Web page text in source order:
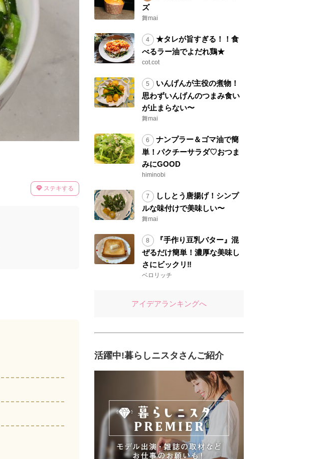
ステキする
ズ
舞mai
★タレが旨すぎる！！食
べるラー油でよだれ鶏★
cot.cot
いんげんが主役の煮物！
思わずいんげんのつまみ食い
が止まらない〜
舞mai
ナンプラー＆ゴマ油で簡
単！パクチーサラダ♡おつま
みにGOOD
himinobi
ししとう唐揚げ！シンプ
ルな味付けで美味しい〜
舞mai
『手作り豆乳バター』混
ぜるだけ簡単！濃厚な美味し
さにビックリ‼︎
ベロリッチ
アイデアランキングへ
活躍中!暮らしニスタさんご紹介